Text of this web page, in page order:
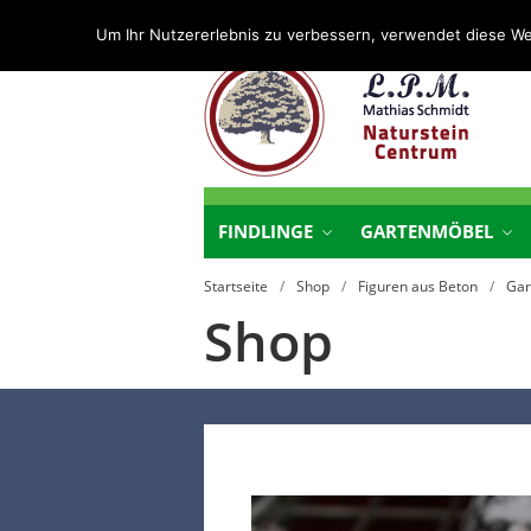
FINDLINGE GARTENMÖBEL
Startseite / Shop / Figuren aus Beton /
Shop
Um Ihr Nutzererlebnis zu verbessern, verwendet diese